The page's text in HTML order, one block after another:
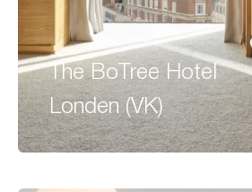
The BoTree Hotel
Londen (VK)